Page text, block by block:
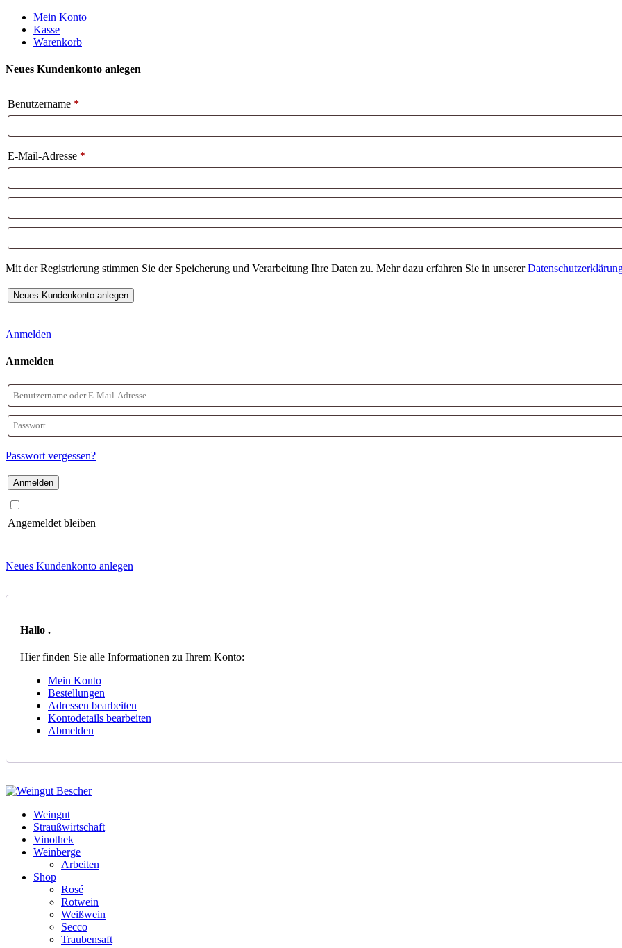
Weiter
zum
Inhalt
Mein Konto
Kasse
Warenkorb
Neues Kundenkonto anlegen
Benutzername *
E-Mail-Adresse *
Mit der Registrierung stimmen Sie der Speicherung und Verarbeitung Ihre Daten zu. Mehr dazu erfahren Sie in unserer
Anmelden
Anmelden
Benutzername
oder
E-
Mail-
Adresse
Passwort
Passwort vergessen?
Angemeldet bleiben
Neues Kundenkonto anlegen
Hallo .
Hier finden Sie alle Informationen zu Ihrem Konto:
Mein Konto
Bestellungen
Adressen bearbeiten
Kontodetails bearbeiten
Abmelden
Weingut
Straußwirtschaft
Vinothek
Weinberge
Arbeiten
Shop
Rosé
Rotwein
Weißwein
Secco
Traubensaft